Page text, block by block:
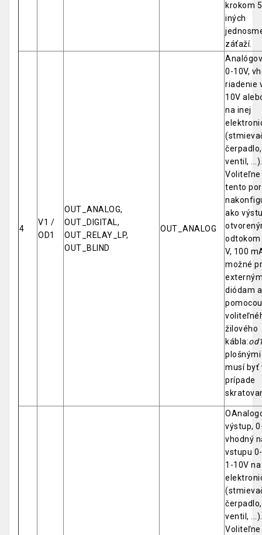
krokom
iných
záťaží.
4
V1 /
OD1
OUT_ANALOG,
OUT_DIGITAL,
OUT_RELAY_LP,
OUT_BLIND
OUT_ANALOG
0-10V,
riadenie
10V
na inej
ventil, ...).
Voliteľne
tento
ako
odtokom
V, 100
možné
diódam
pomocou
žilového
kábla:
musí byť
prípade
výstup,
vhodný
vstupu
1-10V
ventil, ...).
Voliteľne